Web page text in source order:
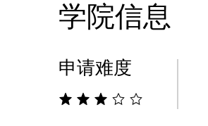
学院信息
申请难度